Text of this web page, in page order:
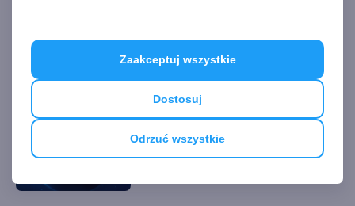
Odrzuć wszystkie
Dostosuj
Zaakceptuj wszystkie
Xbox Series X/S
Odkrywanie tajnych osiągnięć
w czerwcowej aktualizacji
Xboksa